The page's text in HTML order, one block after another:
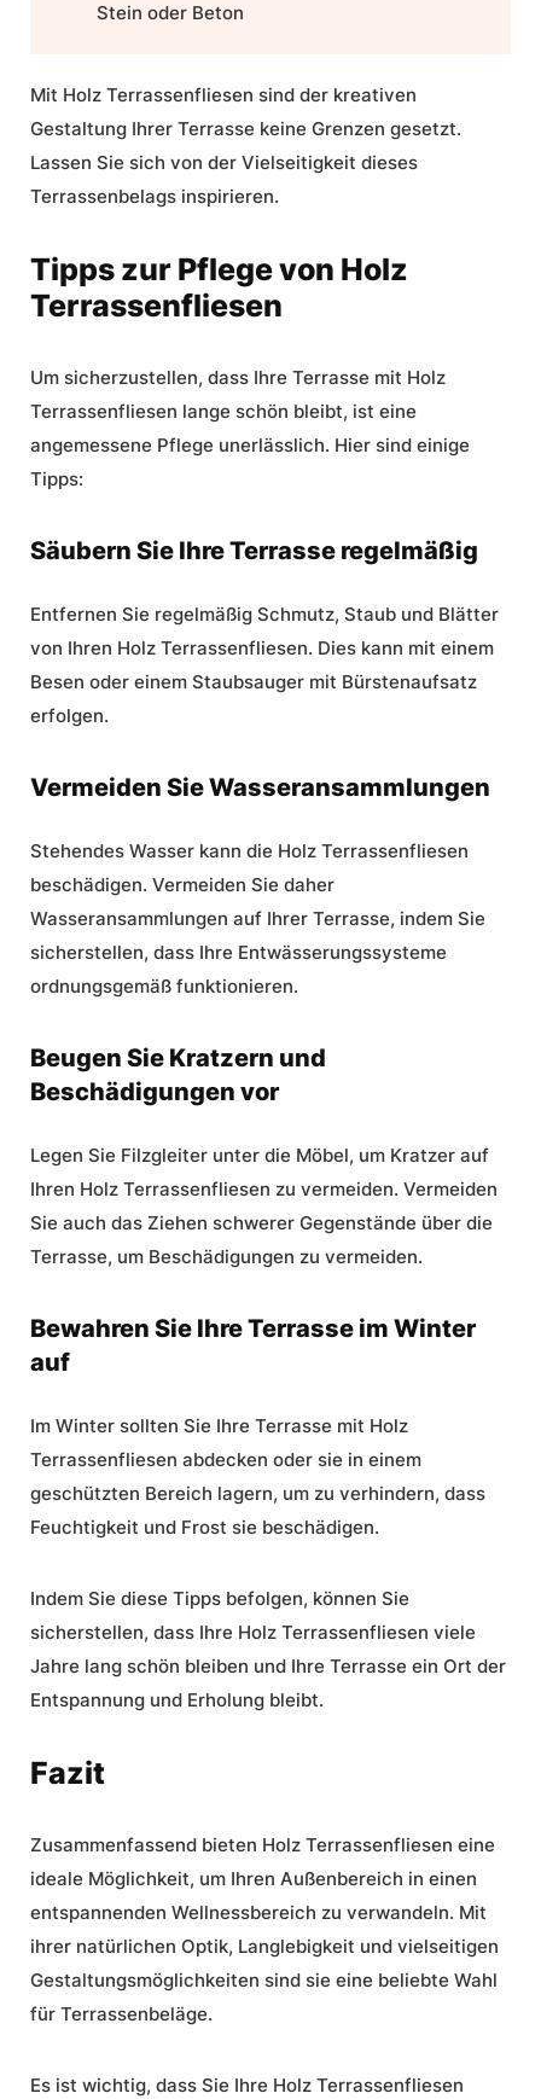
Stein oder Beton
Mit Holz Terrassenfliesen sind der kreativen
Gestaltung Ihrer Terrasse keine Grenzen gesetzt.
Lassen Sie sich von der Vielseitigkeit dieses
Terrassenbelags inspirieren.
Tipps zur Pflege von Holz
Terrassenfliesen
Um sicherzustellen, dass Ihre Terrasse mit Holz
Terrassenfliesen lange schön bleibt, ist eine
angemessene Pflege unerlässlich. Hier sind einige
Tipps:
Säubern Sie Ihre Terrasse regelmäßig
Entfernen Sie regelmäßig Schmutz, Staub und Blätter
von Ihren Holz Terrassenfliesen. Dies kann mit einem
Besen oder einem Staubsauger mit Bürstenaufsatz
erfolgen.
Vermeiden Sie Wasseransammlungen
Stehendes Wasser kann die Holz Terrassenfliesen
beschädigen. Vermeiden Sie daher
Wasseransammlungen auf Ihrer Terrasse, indem Sie
sicherstellen, dass Ihre Entwässerungssysteme
ordnungsgemäß funktionieren.
Beugen Sie Kratzern und
Beschädigungen vor
Legen Sie Filzgleiter unter die Möbel, um Kratzer auf
Ihren Holz Terrassenfliesen zu vermeiden. Vermeiden
Sie auch das Ziehen schwerer Gegenstände über die
Terrasse, um Beschädigungen zu vermeiden.
Bewahren Sie Ihre Terrasse im Winter
auf
Im Winter sollten Sie Ihre Terrasse mit Holz
Terrassenfliesen abdecken oder sie in einem
geschützten Bereich lagern, um zu verhindern, dass
Feuchtigkeit und Frost sie beschädigen.
Indem Sie diese Tipps befolgen, können Sie
sicherstellen, dass Ihre Holz Terrassenfliesen viele
Jahre lang schön bleiben und Ihre Terrasse ein Ort der
Entspannung und Erholung bleibt.
Fazit
Zusammenfassend bieten Holz Terrassenfliesen eine
ideale Möglichkeit, um Ihren Außenbereich in einen
entspannenden Wellnessbereich zu verwandeln. Mit
ihrer natürlichen Optik, Langlebigkeit und vielseitigen
Gestaltungsmöglichkeiten sind sie eine beliebte Wahl
für Terrassenbeläge.
Es ist wichtig, dass Sie Ihre Holz Terrassenfliesen